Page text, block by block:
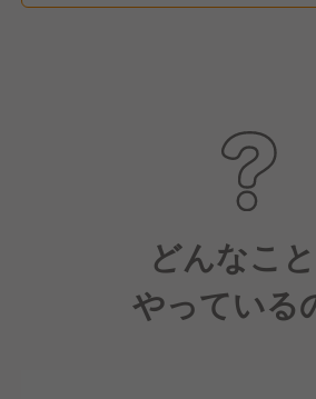
制度（失効
■公休月6日
どんなこ
やっている